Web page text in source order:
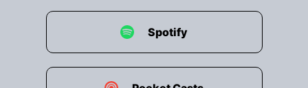
Spotify